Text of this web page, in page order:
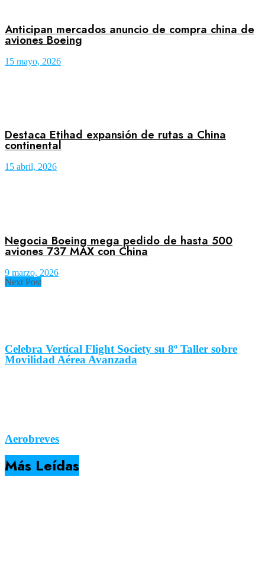
Anticipan mercados anuncio de compra china de
aviones Boeing
15 mayo, 2026
Destaca Etihad expansión de rutas a China
continental
15 abril, 2026
Negocia Boeing mega pedido de hasta 500
aviones 737 MAX con China
9 marzo, 2026
Next Post
Celebra Vertical Flight Society su 8º Taller sobre
Movilidad Aérea Avanzada
Aerobreves
Más Leídas